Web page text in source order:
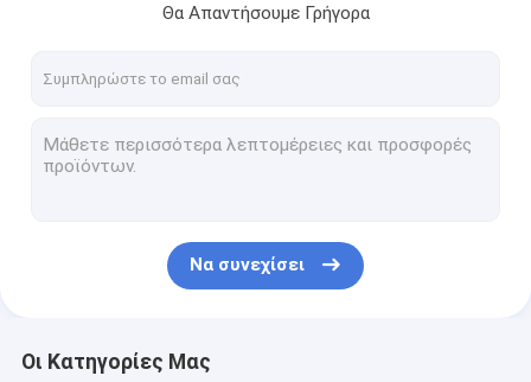
Θα Απαντήσουμε Γρήγορα
Να συνεχίσει
Οι Κατηγορίες Μας